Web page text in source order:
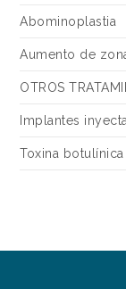
Abominoplastia
Aumento de
OTROS
Implantes
Toxina botulínica